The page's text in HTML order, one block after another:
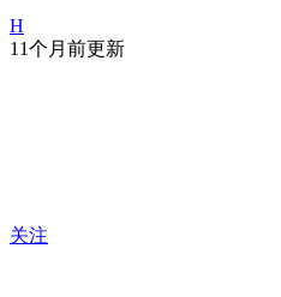
H
11个月前更新
关注